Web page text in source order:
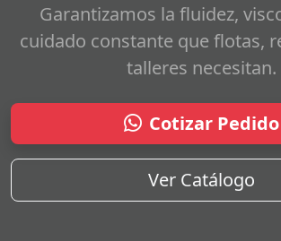
Garantizamos la fluidez,
cuidado constante que flotas,
talleres necesitan.
Cotizar Pedido
Ver Catálogo